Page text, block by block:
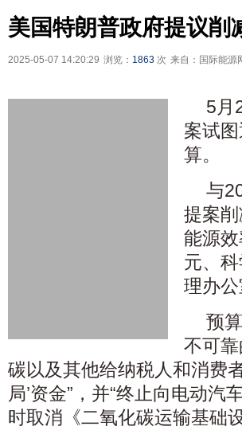
美国特朗普政府提议削
2025-05-07 14:20:29 浏览： 1863 次 来自：国际能源
5月
案试
算。
与
提案
能源
元、
理办
预
不可
碳以及其他给纳税人和消费
局’资金”，并“终止向电动
时取消《二氧化碳运输基础